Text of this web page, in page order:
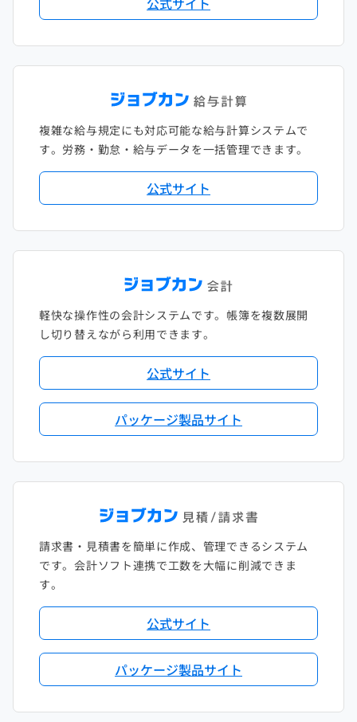
複雑な給与規定にも対応可能な給与計算システムで
す。労務・勤怠・給与データを一括管理できます。
公式サイト
軽快な操作性の会計システムです。帳簿を複数展開
し切り替えながら利用できます。
公式サイト
パッケージ製品サイト
請求書・見積書を簡単に作成、管理できるシステム
です。会計ソフト連携で工数を大幅に削減できま
す。
公式サイト
パッケージ製品サイト